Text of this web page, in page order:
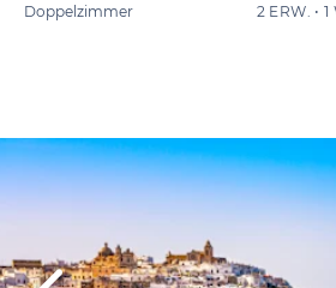
Doppelzimmer
2 ERW. •